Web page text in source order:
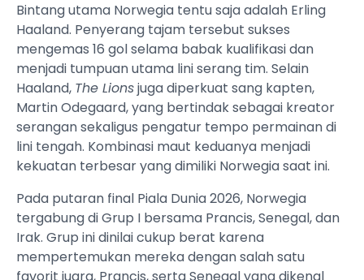
Bintang utama Norwegia tentu saja adalah Erling
Haaland. Penyerang tajam tersebut sukses
mengemas 16 gol selama babak kualifikasi dan
menjadi tumpuan utama lini serang tim. Selain
Haaland, The Lionsjuga diperkuat sang kapten,
Martin Odegaard, yang bertindak sebagai kreator
serangan sekaligus pengatur tempo permainan di
lini tengah. Kombinasi maut keduanya menjadi
kekuatan terbesar yang dimiliki Norwegia saat ini.
Pada putaran final Piala Dunia 2026, Norwegia
tergabung di Grup I bersama Prancis, Senegal, dan
Irak. Grup ini dinilai cukup berat karena
mempertemukan mereka dengan salah satu